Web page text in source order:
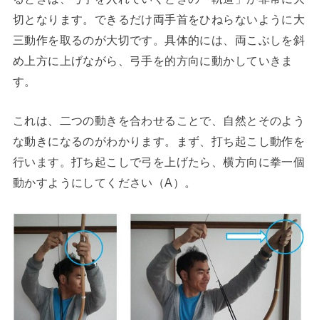
切となります。できるだけ両手首をひねらないように大
三動作を取るのが大切です。具体的には、両こぶしを斜
め上方に上げながら、弓手を的方向に動かしていきま
す。
これは、二つの動きを合わせることで、自然とそのよう
な動きになるのがわかります。まず、打ち起こし動作を
行います。打ち起こしで弓を上げたら、横方向に拳一個
動かすようにしてください（A）。